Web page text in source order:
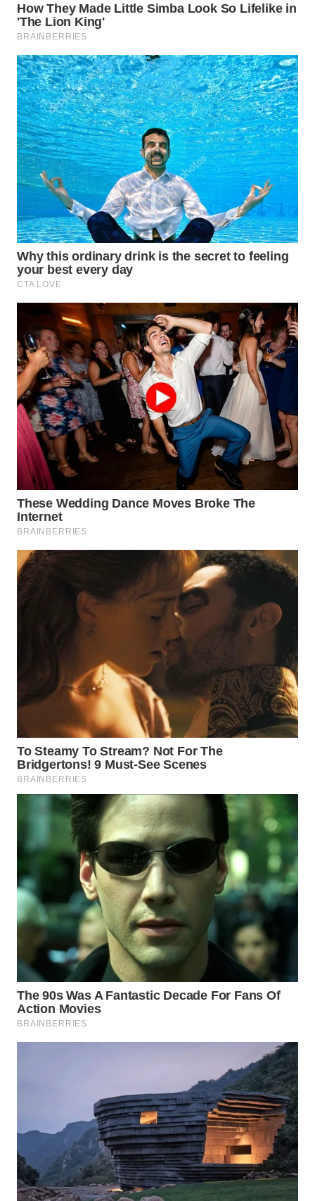
WN
INDRAMAYU
WN
KUNINGAN
WN
MAJALENGKA
WN
SUBANG
WN
SUKABUMI
WN
PURWAKARTA
WN
PRIANGAN
TIMUR
WN
SEMARANG
WN
SOLO
WN
BOROBUDUR
WN
MADURA
NATUNA
BINTAN
WN
LIKUPANG
WN
LABUANBAJO
WN
BORNEO
Wahana
Media
Group
WAHANA
ADVOKAT
WAHANA